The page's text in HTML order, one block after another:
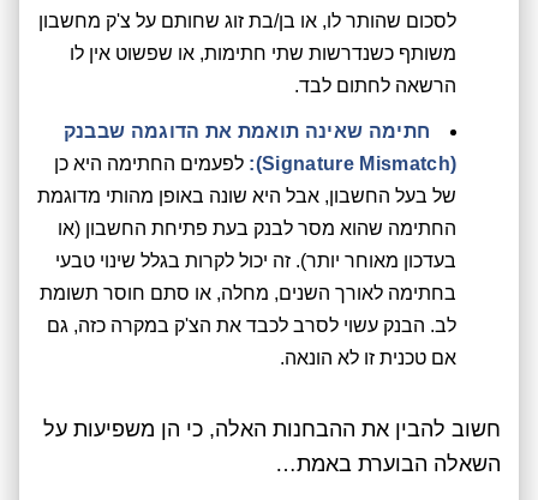
לסכום שהותר לו, או בן/בת זוג שחותם על צ'ק מחשבון
משותף כשנדרשות שתי חתימות, או שפשוט אין לו
הרשאה לחתום לבד.
חתימה שאינה תואמת את הדוגמה שבבנק
(Signature Mismatch):
לפעמים החתימה היא כן
של בעל החשבון, אבל היא שונה באופן מהותי מדוגמת
החתימה שהוא מסר לבנק בעת פתיחת החשבון (או
בעדכון מאוחר יותר). זה יכול לקרות בגלל שינוי טבעי
בחתימה לאורך השנים, מחלה, או סתם חוסר תשומת
לב. הבנק עשוי לסרב לכבד את הצ'ק במקרה כזה, גם
אם טכנית זו לא הונאה.
חשוב להבין את ההבחנות האלה, כי הן משפיעות על
השאלה הבוערת באמת…